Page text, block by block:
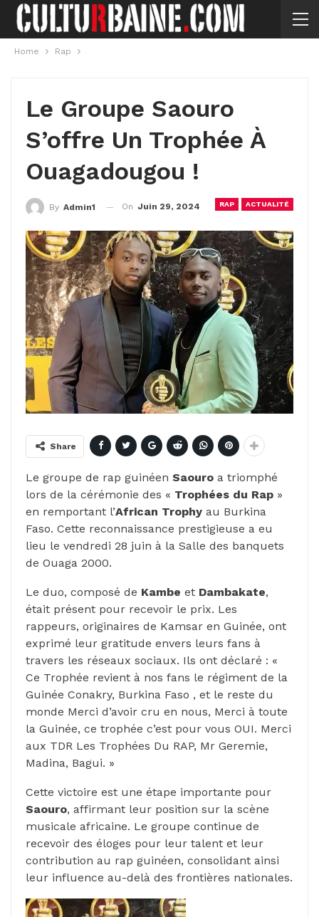
Home Rap
Le Groupe Saouro
S’offre Un Trophée À
Ouagadougou !
RAP ACTUALITÉ
By Admin1 On Juin 29, 2024
Share
Le groupe de rap guinéen Saouro a triomphé
lors de la cérémonie des « Trophées du Rap »
en remportant l’African Trophy au Burkina
Faso. Cette reconnaissance prestigieuse a eu
lieu le vendredi 28 juin à la Salle des banquets
de Ouaga 2000.
Le duo, composé de Kambe et Dambakate,
était présent pour recevoir le prix. Les
rappeurs, originaires de Kamsar en Guinée, ont
exprimé leur gratitude envers leurs fans à
travers les réseaux sociaux. Ils ont déclaré : «
Ce Trophée revient à nos fans le régiment de la
Guinée Conakry, Burkina Faso , et le reste du
monde Merci d’avoir cru en nous, Merci à toute
la Guinée, ce trophée c’est pour vous OUI. Merci
aux TDR Les Trophées Du RAP, Mr Geremie,
Madina, Bagui. »
Cette victoire est une étape importante pour
Saouro, affirmant leur position sur la scène
musicale africaine. Le groupe continue de
recevoir des éloges pour leur talent et leur
contribution au rap guinéen, consolidant ainsi
leur influence au-delà des frontières nationales.